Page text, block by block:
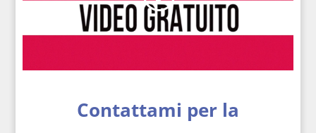
Contattami per la